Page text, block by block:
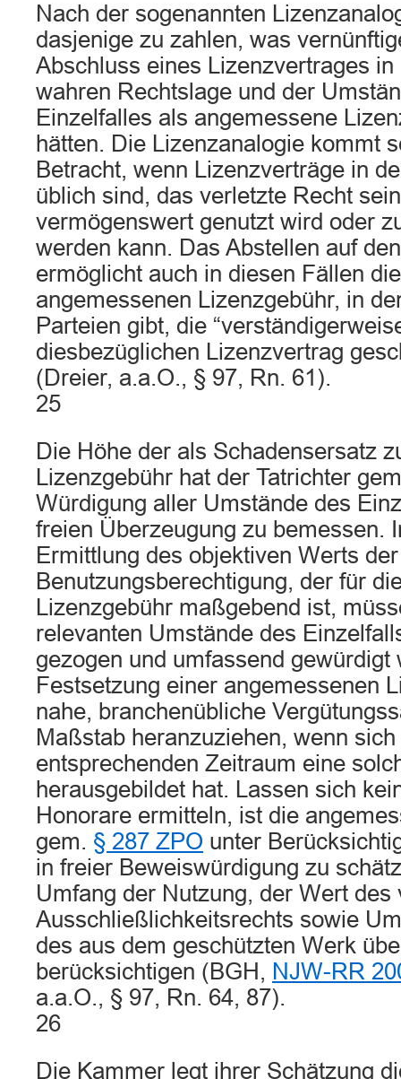
Nach der sogenannten
dasjenige zu zahlen, was
Abschluss eines Lizenzvertrages in
wahren Rechtslage und der
Einzelfalles als angemessene
hätten. Die Lizenzanalogie kommt
Betracht, wenn Lizenzverträge in
üblich sind, das verletzte Recht
vermögenswert genutzt wird oder
werden kann. Das Abstellen auf
ermöglicht auch in diesen Fällen
angemessenen Lizenzgebühr, in
Parteien gibt, die
diesbezüglichen Lizenzvertrag
(Dreier, a.a.O., § 97, Rn. 61).
25
Die Höhe der als Schadensersatz
Lizenzgebühr hat der Tatrichter
Würdigung aller Umstände des
freien Überzeugung zu bemessen.
Ermittlung des objektiven Werts der
Benutzungsberechtigung, der für
Lizenzgebühr maßgebend ist,
relevanten Umstände des
gezogen und umfassend gewürdigt
Festsetzung einer angemessenen
nahe, branchenübliche
Maßstab heranzuziehen, wenn
entsprechenden Zeitraum eine
herausgebildet hat. Lassen sich
Honorare ermitteln, ist die
gem. § 287 ZPO unter
in freier Beweiswürdigung zu
Umfang der Nutzung, der Wert des
Ausschließlichkeitsrechts sowie
des aus dem geschützten Werk
berücksichtigen (BGH, NJW-RR
a.a.O., § 97, Rn. 64, 87).
26
Die Kammer legt ihrer Schätzung